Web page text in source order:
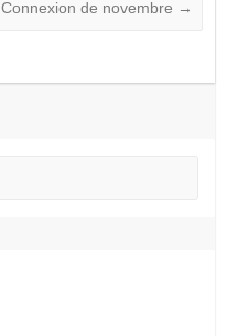
Connexion de novembre →